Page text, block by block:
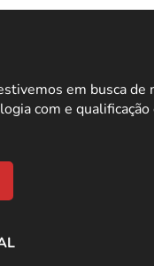
em busca de
com e qualificação